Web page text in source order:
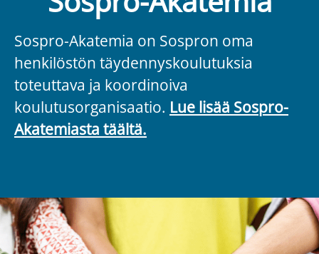
Sospro-Akatemia on Sospron oma
henkilöstön täydennyskoulutuksia
toteuttava ja koordinoiva
koulutusorganisaatio. Lue lisää Sospro-
Akatemiasta täältä.